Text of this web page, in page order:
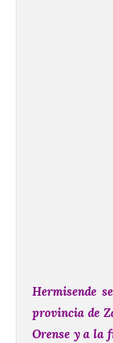
Hermisende
provincia de
Orense y a la